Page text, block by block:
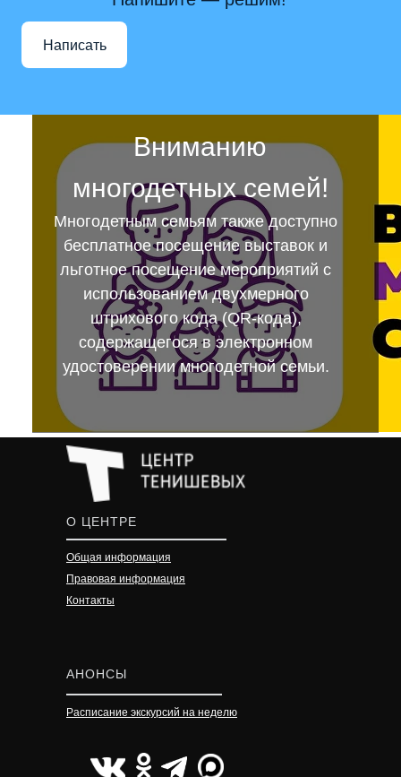
Написать
Вниманию
многодетных семей!
Многодетным семьям также доступно
бесплатное посещение выставок и
льготное посещение мероприятий с
использованием двухмерного
штрихового кода (QR-кода),
содержащегося в электронном
удостоверении многодетной семьи.
О ЦЕНТРЕ
Общая информация
Правовая информация
Контакты
АНОНСЫ
Расписание экскурсий на неделю